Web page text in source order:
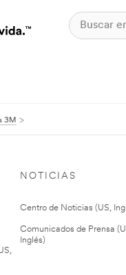
3M
NOTICIAS
Centro de Noticias (US,
Comunicados de Prensa
Inglés)